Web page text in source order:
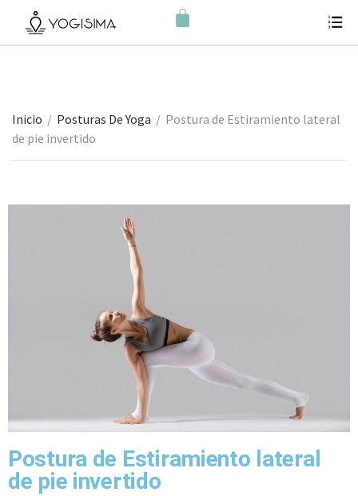
Inicio / Posturas De Yoga / Postura de Estiramiento lateral
de pie invertido
Postura de Estiramiento lateral
de pie invertido